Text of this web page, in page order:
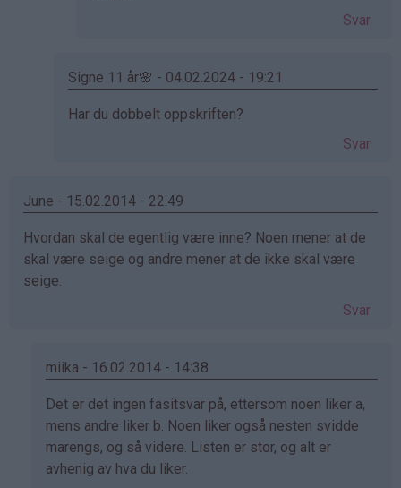
Svar
Signe 11 år🌸 - 04.02.2024 - 19:21
Som
Wenche
bekreftet)
Har du dobbelt oppskriften?
Svar
June - 15.02.2014 - 22:49
Hvordan skal de egentlig være inne? Noen mener at de
skal være seige og andre mener at de ikke skal være
seige.
Svar
miika - 16.02.2014 - 14:38
Som
svar
på
av
Det er det ingen fasitsvar på, ettersom noen liker a,
mens andre liker b. Noen liker også nesten svidde
marengs, og så videre. Listen er stor, og alt er
avhenig av hva du liker.